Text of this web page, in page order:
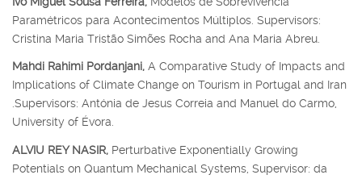
Paramétricos para Acontecimentos Múltiplos. Supervisors:
Cristina Maria Tristão Simões Rocha and Ana Maria Abreu.
Mahdi Rahimi Pordanjani, A Comparative Study of Impacts and
Implications of Climate Change on Tourism in Portugal and Iran
.Supervisors: Antónia de Jesus Correia and Manuel do Carmo,
University of Évora.
ALVIU REY NASIR, Perturbative Exponentially Growing
Potentials on Quantum Mechanical Systems, Supervisor: da